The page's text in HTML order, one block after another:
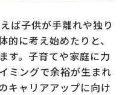
ば子供が手離れや独り
に考え始めたりと、
す。子育てや家庭に力
ミングで余裕が生まれ
キャリアアップに向け